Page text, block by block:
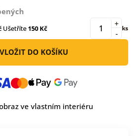
Ušetříte150 Kč -
+ ks
VLOŽIT DO KOŠÍKU
ve vlastním interiéru